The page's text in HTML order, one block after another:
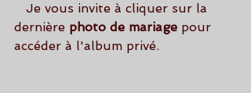
dernière photo de mariage pour
accéder à l'album privé.